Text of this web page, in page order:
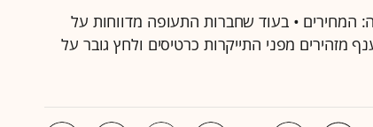
• בעוד שחברות התעופה מדווחות על
מזהירים מפני התייקרות כרטיסים ולחץ גובר על